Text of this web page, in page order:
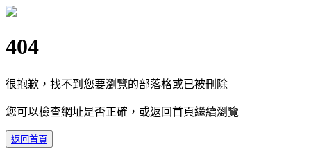
404
很抱歉，找不到您要瀏覽的部落格或已被刪除
您可以檢查網址是否正確，或返回首頁繼續瀏覽
返回首頁